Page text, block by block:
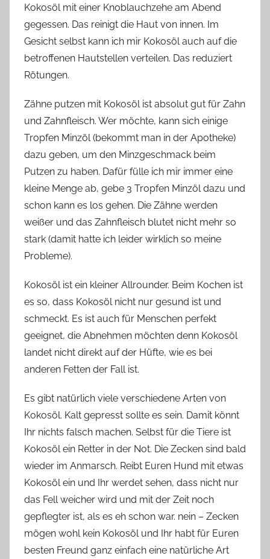
Kokosöl mit einer Knoblauchzehe am Abend
gegessen. Das reinigt die Haut von innen. Im
Gesicht selbst kann ich mir Kokosöl auch auf die
betroffenen Hautstellen verteilen. Das reduziert
Rötungen.
Zähne putzen mit Kokosöl ist absolut gut für Zahn
und Zahnfleisch. Wer möchte, kann sich einige
Tropfen Minzöl (bekommt man in der Apotheke)
dazu geben, um den Minzgeschmack beim
Putzen zu haben. Dafür fülle ich mir immer eine
kleine Menge ab, gebe 3 Tropfen Minzöl dazu und
schon kann es los gehen. Die Zähne werden
weißer und das Zahnfleisch blutet nicht mehr so
stark (damit hatte ich leider wirklich so meine
Probleme).
Kokosöl ist ein kleiner Allrounder. Beim Kochen ist
es so, dass Kokosöl nicht nur gesund ist und
schmeckt. Es ist auch für Menschen perfekt
geeignet, die Abnehmen möchten denn Kokosöl
landet nicht direkt auf der Hüfte, wie es bei
anderen Fetten der Fall ist.
Es gibt natürlich viele verschiedene Arten von
Kokosöl. Kalt gepresst sollte es sein. Damit könnt
Ihr nichts falsch machen. Selbst für die Tiere ist
Kokosöl ein Retter in der Not. Die Zecken sind bald
wieder im Anmarsch. Reibt Euren Hund mit etwas
Kokosöl ein und Ihr werdet sehen, dass nicht nur
das Fell weicher wird und mit der Zeit noch
gepflegter ist, als es eh schon war. nein – Zecken
mögen wohl kein Kokosöl und Ihr habt für Euren
besten Freund ganz einfach eine natürliche Art